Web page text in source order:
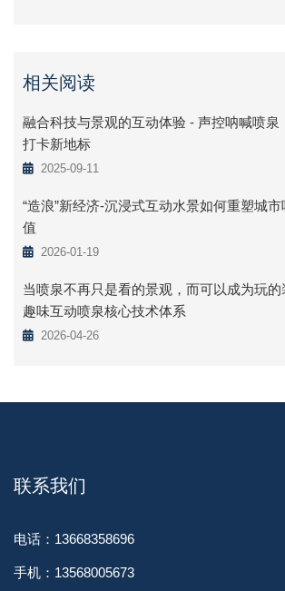
相关阅读
融合科技与景观的互动体验 - 声控呐喊喷泉
打卡新地标
2025-09-11
“造浪”新经济-沉浸式互动水景如何重塑城
值
2026-01-19
当喷泉不再只是看的景观，而可以成为玩
趣味互动喷泉核心技术体系
2026-04-26
联系我们
电话：13668358696
手机：13568005673